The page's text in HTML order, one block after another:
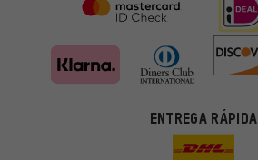
ENTREGA RÁPIDA